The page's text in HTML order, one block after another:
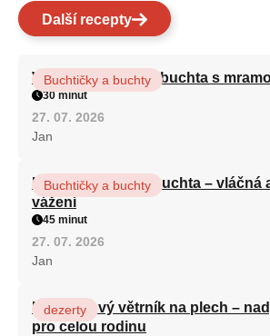
Další recepty
Vláčná olejová litá buchta s
Buchtičky a buchty
30 minut
27. 07. 2026
Jan
Hrnková maková buchta – vláčná
vážení
Buchtičky a buchty
45 minut
27. 07. 2026
Jan
Karamelový větrník na plech –
pro celou rodinu
dezerty